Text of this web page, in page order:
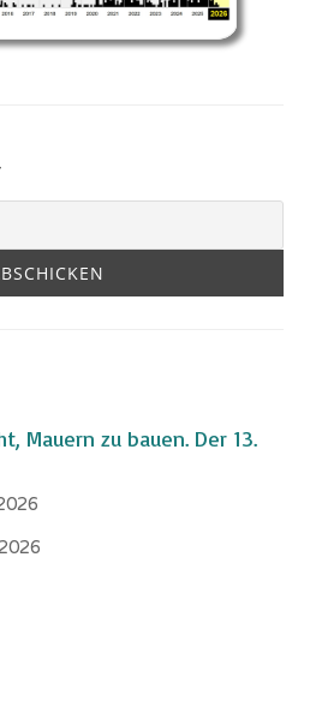
Mauern zu bauen. Der 13.